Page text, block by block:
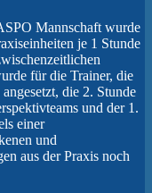
Mannschaft wurde
je 1 Stunde
für die Trainer, die
die 2. Stunde
und der 1.
einer
und
aus der Praxis noch